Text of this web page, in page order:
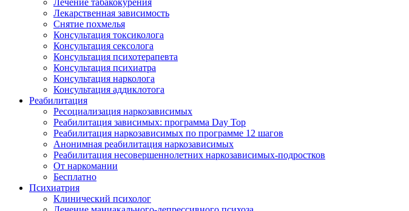
Лечение табакокурения
Лекарственная зависимость
Снятие похмелья
Консультация токсиколога
Консультация сексолога
Консультация психотерапевта
Консультация психиатра
Консультация нарколога
Консультация аддиклотога
Реабилитация
Ресоциализация наркозависимых
Реабилитация зависимых: программа Day Top
Реабилитация наркозависимых по программе 12 шагов
Анонимная реабилитация наркозависимых
Реабилитация несовершеннолетних наркозависимых-подростков
От наркомании
Бесплатно
Психиатрия
Клинический психолог